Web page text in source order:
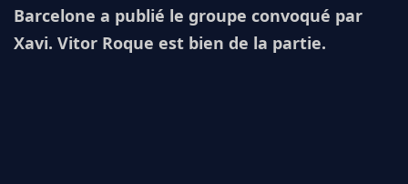
Barcelone a publié le groupe convoqué par
Xavi. Vitor Roque est bien de la partie.